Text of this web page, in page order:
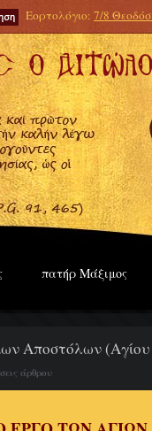
Εορτολόγιο: 7/8
πατήρ Μάξιμος
Αποστόλων
άρθρου